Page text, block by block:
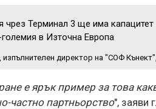
Терминал 3 ще има капацитет
в Източна Европа
изпълнителен директор на "СОФ
е ярък пример за това
частно партньорство", заяви